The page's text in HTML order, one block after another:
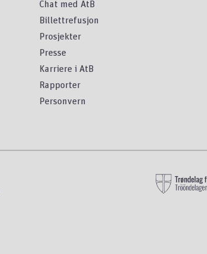
Chat med AtB
Billettrefusjon
Prosjekter
Presse
Karriere i AtB
Rapporter
Personvern